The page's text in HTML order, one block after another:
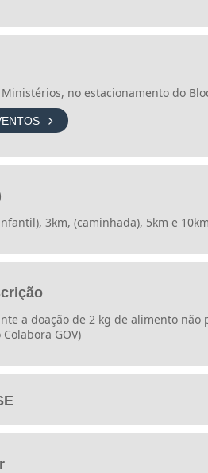
no estacionamento do
3km, (caminhada), 5km e 10km
a doação de 2 kg de alimento não
GOV)